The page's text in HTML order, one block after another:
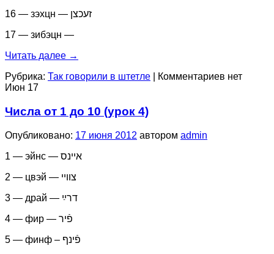
16 — зэхцн — זעכצן
17 — зибэцн —
Читать далее →
Рубрика: Так говорили в штетле
Комментариев нет
Июн 17
Числа от 1 до 10 (урок 4)
Опубликовано: 17 июня 2012 автором admin
1 — эйнс — איינס
2 — цвэй — צוויי
3 — драй — דרײַ
4 — фир — פֿיר
5 — финф – פֿינף